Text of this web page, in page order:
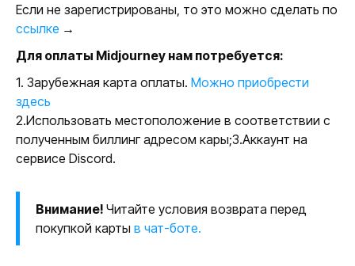
Если не зарегистрированы, то это можно сделать по
ссылке →
Для оплаты Midjourney нам потребуется:
1. Зарубежная карта оплаты. Можно приобрести
здесь
2.Использовать местоположение в соответствии с
полученным биллинг адресом кары;3.Аккаунт на
сервисе Discord.
Внимание! Читайте условия возврата перед
покупкой карты в чат-боте.